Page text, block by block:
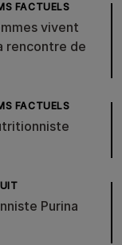
FACTUELS
vivent
rencontre de
FACTUELS
Purina